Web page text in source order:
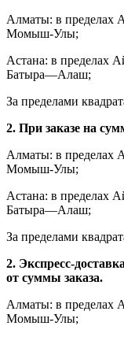
Алматы: в
Момыш-Улы;
Астана: в пределах
Батыра—Алаш;
За пределами
2. При заказе на
Алматы: в
Момыш-Улы;
Астана: в пределах
Батыра—Алаш;
За пределами
2. Экспресс-
от суммы заказа.
Алматы: в
Момыш-Улы;